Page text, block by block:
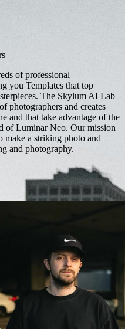
of professional
you Templates that top
The Skylum AI Lab
photographers and creates
and that take advantage of the
of Luminar Neo. Our mission
make a striking photo and
and photography.